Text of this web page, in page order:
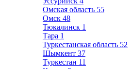
Омская область 55
Омск 48
Тюкалинск 1
Тара 1
Туркестанская область 52
Шымкент 37
Туркестан 11